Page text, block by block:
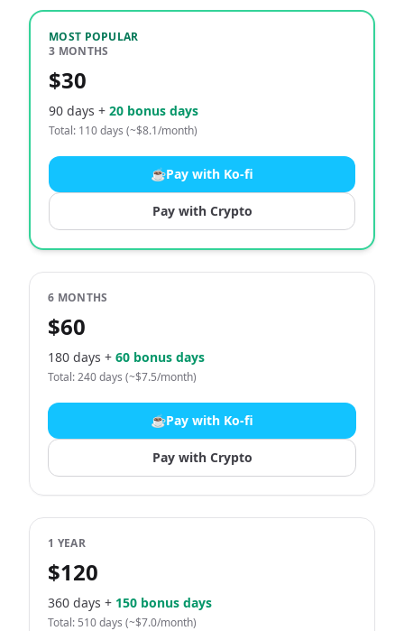
MOST POPULAR
3 MONTHS
$30
90 days + 20 bonus days
Total: 110 days (~$8.1/month)
☕Pay with Ko-fi
Pay with Crypto
6 MONTHS
$60
180 days + 60 bonus days
Total: 240 days (~$7.5/month)
☕Pay with Ko-fi
Pay with Crypto
1 YEAR
$120
360 days + 150 bonus days
Total: 510 days (~$7.0/month)